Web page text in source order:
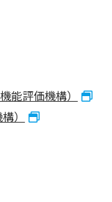
能評価機構）
）